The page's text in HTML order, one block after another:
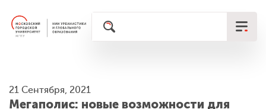
21 Сентября, 2021
Мегаполис: новые возможности для